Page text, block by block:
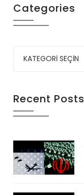
Categories
Recent Posts